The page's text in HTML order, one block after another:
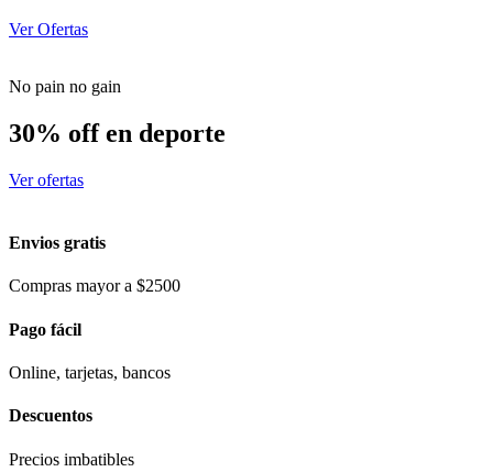
Ver Ofertas
No pain no gain
30% off en deporte
Ver ofertas
Envios gratis
Compras mayor a $2500
Pago fácil
Online, tarjetas, bancos
Descuentos
Precios imbatibles